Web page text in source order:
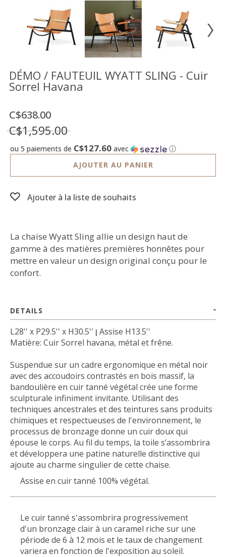
LISTE
SOUHAITS
DÉMO / FAUTEUIL WYATT SLING - Cuir
Sorrel Havana
C$638.00
C$1,595.00
ou 5 paiements de C$127.60 avec
ⓘ
AJOUTER AU PANIER
Ajouter à la liste de souhaits
La chaise Wyatt Sling allie un design haut de
gamme à des matières premières honnêtes pour
mettre en valeur un design original conçu pour le
confort.
DETAILS
L28'' x P29.5'' x H30.5'' | Assise H13.5''
Matière: Cuir Sorrel havana, métal et frêne.
Suspendue sur un cadre ergonomique en métal noir
avec des accoudoirs contrastés en bois massif, la
bandoulière en cuir tanné végétal crée une forme
sculpturale infiniment invitante. Utilisant des
techniques ancestrales et des teintures sans produits
chimiques et respectueuses de l'environnement, le
processus de bronzage donne un cuir doux qui
épouse le corps. Au fil du temps, la toile s’assombrira
et développera une patine naturelle distinctive qui
ajoute au charme singulier de cette chaise.
Assise en cuir tanné 100% végétal.
Le cuir tanné s'assombrira progressivement
d'un bronzage clair à un caramel riche sur une
période de 6 à 12 mois et le taux de changement
variera en fonction de l'exposition au soleil.